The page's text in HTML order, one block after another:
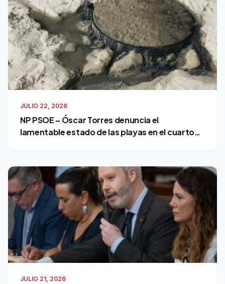
JULIO 22, 2026
NP PSOE – Óscar Torres denuncia el
lamentable estado de las playas en el cuarto
JULIO 21, 2026